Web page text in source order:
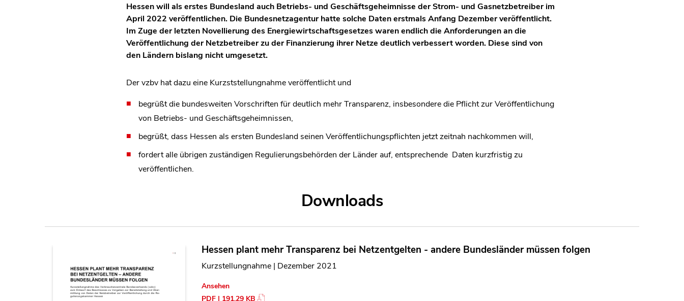
Hessen will als erstes Bundesland auch Betriebs- und Geschäftsgeheimnisse der Strom- und Gasnetzbetreiber im
April 2022 veröffentlichen. Die Bundesnetzagentur hatte solche Daten erstmals Anfang Dezember veröffentlicht.
Im Zuge der letzten Novellierung des Energiewirtschaftsgesetzes waren endlich die Anforderungen an die
Veröffentlichung der Netzbetreiber zu der Finanzierung ihrer Netze deutlich verbessert worden. Diese sind von
den Ländern bislang nicht umgesetzt.
Der vzbv hat dazu eine Kurzststellungnahme veröffentlicht und
begrüßt die bundesweiten Vorschriften für deutlich mehr Transparenz, insbesondere die Pflicht zur Veröffentlichung
von Betriebs- und Geschäftsgeheimnissen,
begrüßt, dass Hessen als ersten Bundesland seinen Veröffentlichungspflichten jetzt zeitnah nachkommen will,
fordert alle übrigen zuständigen Regulierungsbehörden der Länder auf, entsprechende Daten kurzfristig zu
veröffentlichen.
Downloads
Hessen plant mehr Transparenz bei Netzentgelten - andere Bundesländer müssen folgen
Kurzstellungnahme | Dezember 2021
Ansehen
PDF | 191.29 KB